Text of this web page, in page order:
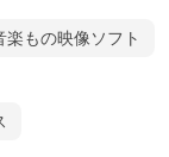
楽もの映像ソフト